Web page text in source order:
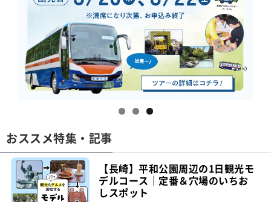
おススメ特集・記事
【長崎】平和公園周辺の1日観光モ
デルコース｜定番＆穴場のいちお
しスポット